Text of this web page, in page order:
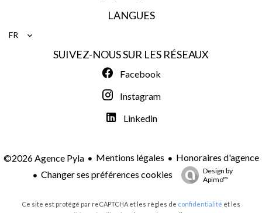
LANGUES
FR
SUIVEZ-NOUS SUR LES RÉSEAUX
Facebook
Instagram
Linkedin
©2026 Agence Pyla Mentions légales
Honoraires d'agence
Changer ses préférences cookies
Design by
Apimo™
Ce site est protégé par reCAPTCHA et les règles de confidentialité et les